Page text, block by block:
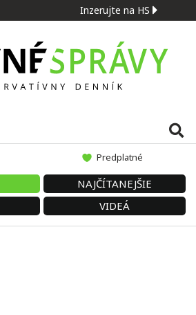
Inzerujte na HS
Predplatné
NAJČÍTANEJŠIE
VIDEÁ